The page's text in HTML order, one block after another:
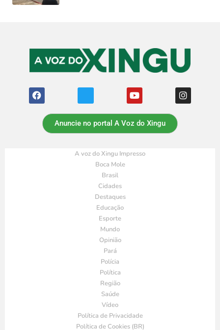
Anuncie no portal A Voz do Xingu
A voz do Xingu Impresso
Boca Mole
Brasil
Cidades
Destaques
Educação
Esporte
Mundo
Opinião
Pará
Polícia
Política
Região
Saúde
Vídeo
Política de Privacidade
Política de Cookies (BR)